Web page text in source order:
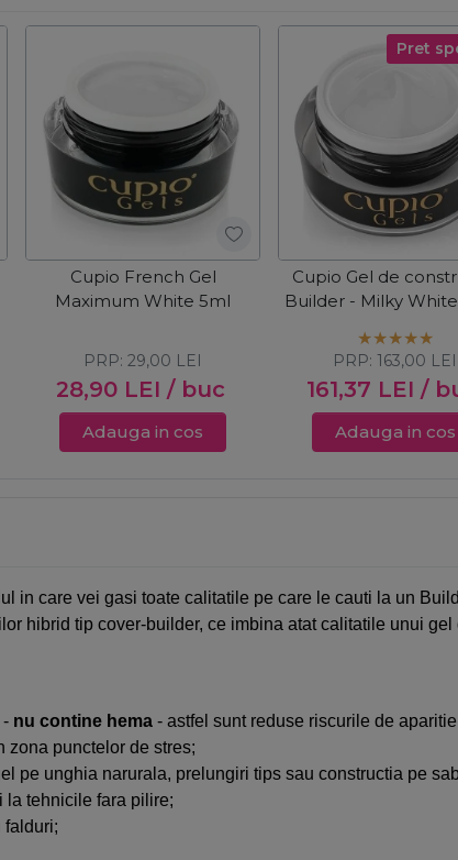
Cupio French Gel
Maximum White 5ml
28,90 LEI / buc
PRP:29,00 LEI
Adauga in cos
Pret
Cupio Gel de
Builder - Milky
161,37 LEI /
PRP:163,00 LEI
Adauga in cos
in care vei gasi toate calitatile pe care le cauti la un
hibrid tip cover-builder, ce imbina atat calitatile unui
- nu contine hema - astfel sunt reduse riscurile de
zona punctelor de stres;
pe unghia narurala, prelungiri tips sau constructia pe
la tehnicile fara pilire;
falduri;